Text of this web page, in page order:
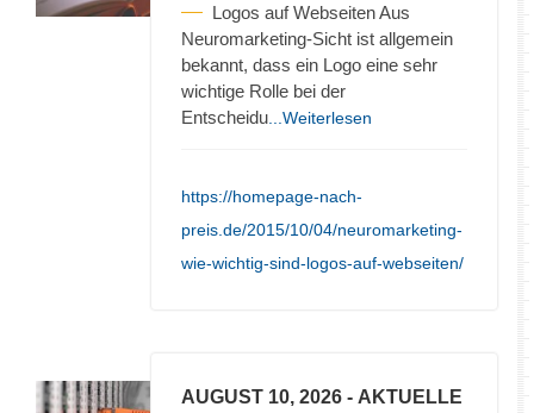
Logos auf Webseiten Aus
Neuromarketing-Sicht ist allgemein
bekannt, dass ein Logo eine sehr
wichtige Rolle bei der
Entscheidu ...Weiterlesen
https://homepage-nach-
preis.de/2015/10/04/neuromarketing-
wie-wichtig-sind-logos-auf-webseiten/
AUGUST 10, 2026 - AKTUELLE